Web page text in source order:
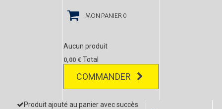
MON PANIER 0
Aucun produit
0,00 € Total
COMMANDER
Produit ajouté au panier avec succès